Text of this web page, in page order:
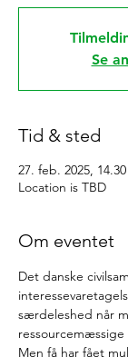
Se
Tid & sted
27. feb. 2025,
Location is TBD
Om eventet
Det danske
særdeleshed når
Men få har fået